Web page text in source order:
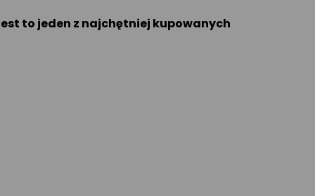
to jeden z najchętniej kupowanych